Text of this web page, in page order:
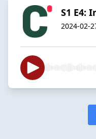
S1 E4:
2024-02-